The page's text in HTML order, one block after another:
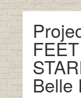
Belle